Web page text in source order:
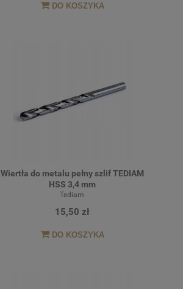
DO KOSZYKA
Wiertła do metalu pełny szlif TEDIAM
HSS 3,4 mm
Tediam
15,50 zł
DO KOSZYKA